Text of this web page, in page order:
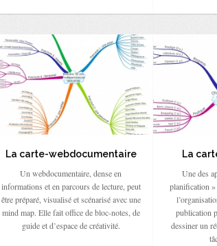
La carte-webdocumentaire
Un webdocumentaire, dense en
informations et en parcours de lecture, peut
être préparé, visualisé et scénarisé avec une
mind map. Elle fait office de bloc-notes, de
guide et d’espace de créativité.
La
Une des
planification »
publication
dessiner un